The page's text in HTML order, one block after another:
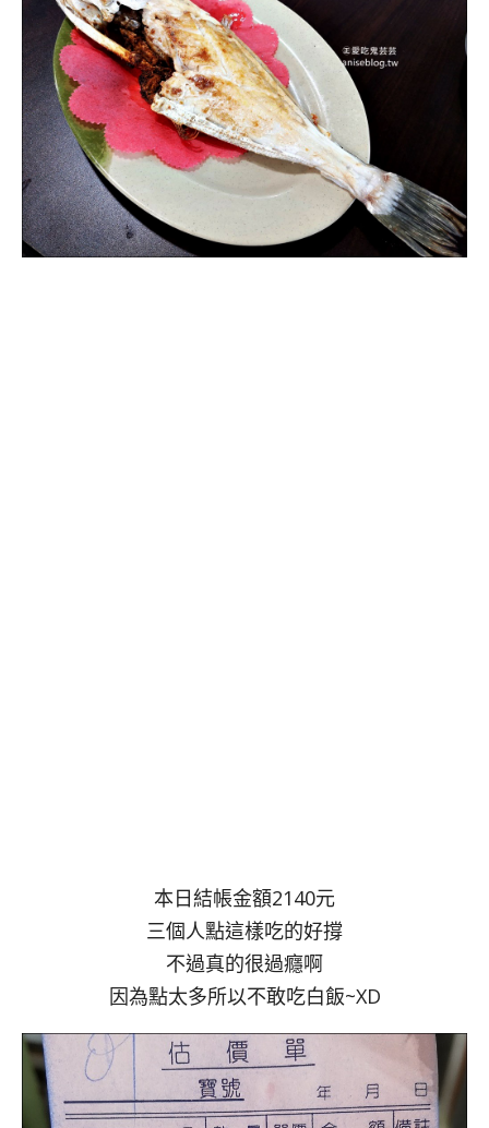
本日結帳金額2140元
三個人點這樣吃的好撐
不過真的很過癮啊
因為點太多所以不敢吃白飯~XD